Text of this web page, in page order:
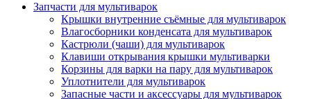
Запчасти для мультиварок
Крышки внутренние съёмные для мультиварок
Влагосборники конденсата для мультиварок
Кастрюли (чаши) для мультиварок
Клавиши открывания крышки мультиварки
Корзины для варки на пару для мультиварок
Уплотнители для мультиварок
Запасные части и аксессуары для мультиварок